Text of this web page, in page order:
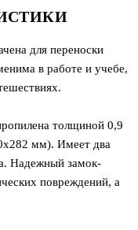
для переноски
в работе и учебе,
толщиной 0,9
мм). Имеет два
Надежный замок-
повреждений, а